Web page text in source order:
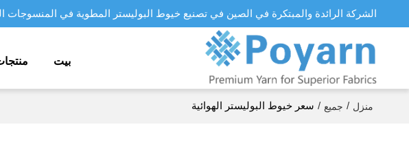
الشركة الرائدة والمبتكرة في الصين في تصنيع خيوط البوليستر المطوية في المنسوجات
بيت
منزل / جميع / سعر خيوط البوليستر الهوائية